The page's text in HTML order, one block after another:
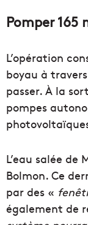
Pomper 165
L’opération
boyau à
passer. À la
pompes
L’eau salée
Bolmon. Ce
par des «
également de